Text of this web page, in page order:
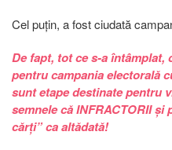
Cel puțin, a fost ciudată
De fapt, tot ce s-a întâmplat,
pentru campania electorală
sunt etape destinate pentru
semnele că INFRACTORII
cărți” ca altădată!